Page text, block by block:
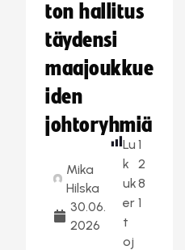
ton hallitus
täydensi
maajoukkue
iden
johtoryhmiä
Mika
Hilska
30.06.
2026
Lu
k
uk
er
t
oj
1
2
8
1